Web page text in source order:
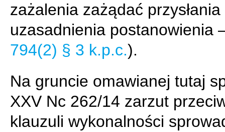
zażalenia zażądać przysłania
uzasadnienia postanowienia
794(2) § 3 k.p.c.).
Na gruncie omawianej tutaj
XXV Nc 262/14 zarzut
klauzuli wykonalności